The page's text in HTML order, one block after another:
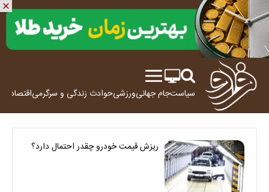
سیاستجام جهانیورزشیحوادث زندگی و سرگرمیاقتصاد
ریزش قیمت خودرو چقدر احتمال دارد؟